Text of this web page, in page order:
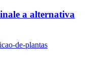
a alternativa
de-plantas